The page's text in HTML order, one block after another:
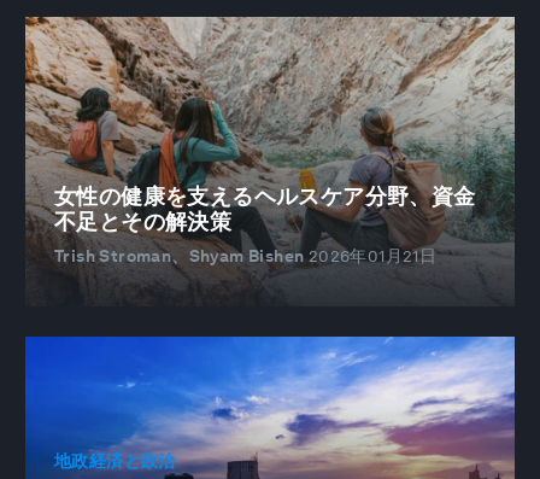
女性の健康を支えるヘルスケア分野、資金
不足とその解決策
Trish Stroman、Shyam Bishen 2026年01月21日
地政経済と政治